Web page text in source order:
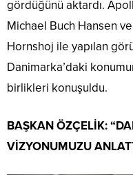
gördüğünü aktardı.
Michael Buch Hansen
Hornshoj ile yapılan
Danimarka’daki
birlikleri konuşuldu.
BAŞKAN ÖZÇELİK:
VİZYONUMUZU